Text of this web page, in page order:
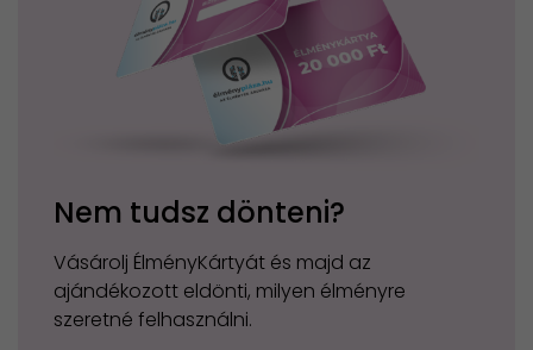
Nem tudsz dönteni?
Vásárolj ÉlményKártyát és majd az
ajándékozott eldönti, milyen élményre
szeretné felhasználni.